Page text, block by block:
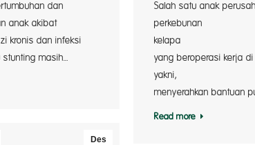
dan
anak akibat
kronis dan infeksi
stunting masih…
Salah satu anak
perkebunan
yang beroperasi kerja di
menyerahkan bantuan
Read more
Des